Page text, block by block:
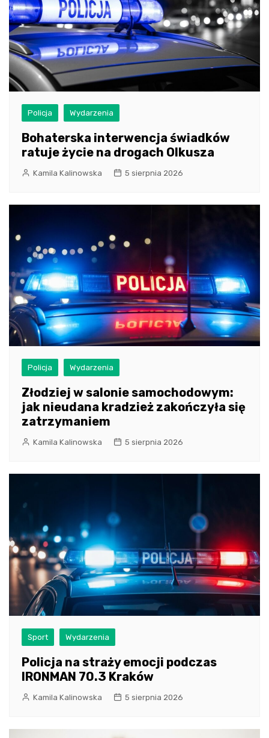
Policja Wydarzenia
Bohaterska interwencja świadków
ratuje życie na drogach Olkusza
Kamila Kalinowska 5 sierpnia 2026
Policja Wydarzenia
Złodziej w salonie samochodowym:
jak nieudana kradzież zakończyła się
zatrzymaniem
Kamila Kalinowska 5 sierpnia 2026
Sport Wydarzenia
Policja na straży emocji podczas
IRONMAN 70.3 Kraków
Kamila Kalinowska 5 sierpnia 2026